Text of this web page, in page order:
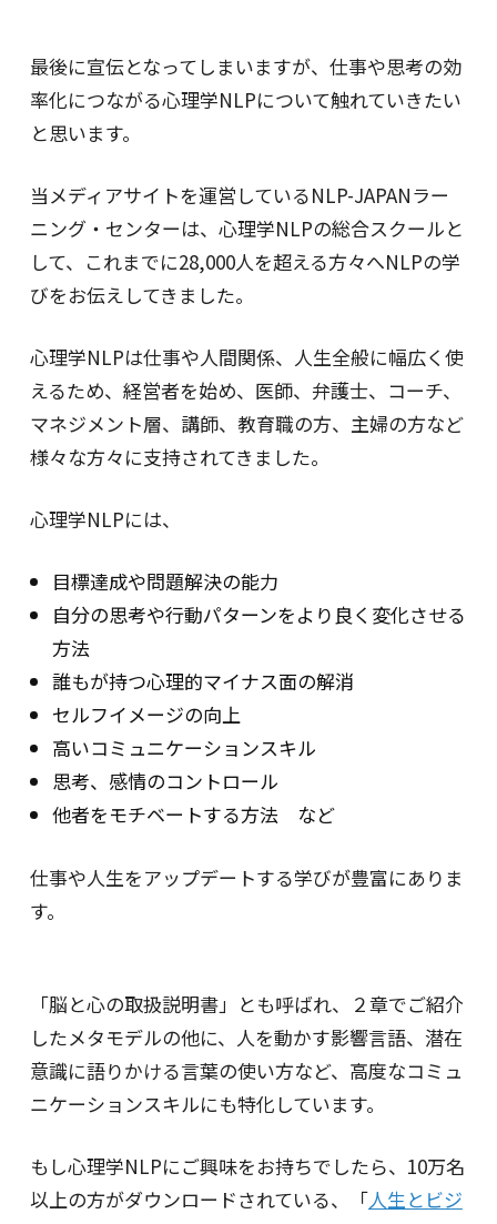
最後に宣伝となってしまいますが、仕事や思考の効
率化につながる心理学NLPについて触れていきたい
と思います。
当メディアサイトを運営しているNLP-JAPANラー
ニング・センターは、心理学NLPの総合スクールと
して、これまでに28,000人を超える方々へNLPの学
びをお伝えしてきました。
心理学NLPは仕事や人間関係、人生全般に幅広く使
えるため、経営者を始め、医師、弁護士、コーチ、
マネジメント層、講師、教育職の方、主婦の方など
様々な方々に支持されてきました。
心理学NLPには、
目標達成や問題解決の能力
自分の思考や行動パターンをより良く変化させる
方法
誰もが持つ心理的マイナス面の解消
セルフイメージの向上
高いコミュニケーションスキル
思考、感情のコントロール
他者をモチベートする方法 など
仕事や人生をアップデートする学びが豊富にありま
す。
「脳と心の取扱説明書」とも呼ばれ、２章でご紹介
したメタモデルの他に、人を動かす影響言語、潜在
意識に語りかける言葉の使い方など、高度なコミュ
ニケーションスキルにも特化しています。
もし心理学NLPにご興味をお持ちでしたら、10万名
以上の方がダウンロードされている、「人生とビジ